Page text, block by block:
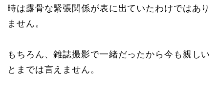
時は露骨な緊張関係が表に出ていたわけではあり
ません。
もちろん、雑誌撮影で一緒だったから今も親しい
とまでは言えません。